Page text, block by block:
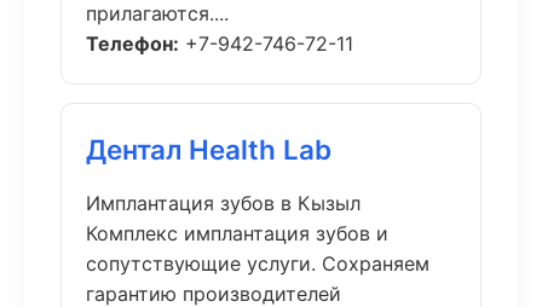
прилагаются....
Телефон: +7-942-746-72-11
Дентал Health Lab
Имплантация зубов в Кызыл
Комплекс имплантация зубов и
сопутствующие услуги. Сохраняем
гарантию производителей